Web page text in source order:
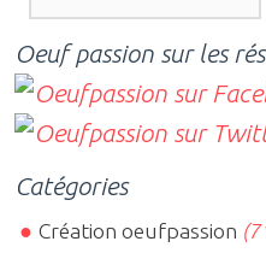
Oeuf passion sur les
Catégories
Création oeufpassion